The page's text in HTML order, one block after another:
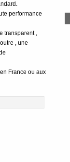
performance
transparent ,
, une
France ou aux